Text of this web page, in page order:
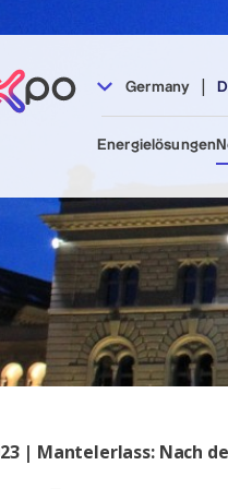
Germany |
Energielösungen
| Mantelerlass: Nach